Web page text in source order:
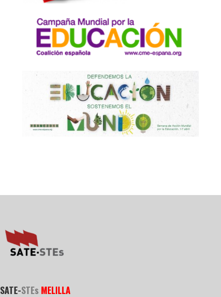
SATE-STEs MELILLA